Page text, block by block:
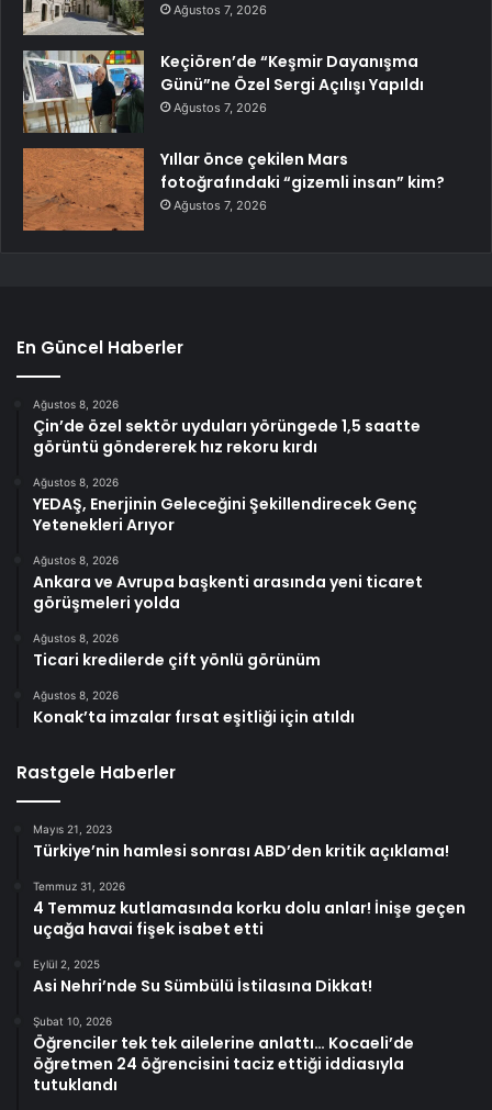
Ağustos 7, 2026
Keçiören’de “Keşmir Dayanışma
Günü”ne Özel Sergi Açılışı Yapıldı
Ağustos 7, 2026
Yıllar önce çekilen Mars
fotoğrafındaki “gizemli insan” kim?
Ağustos 7, 2026
En Güncel Haberler
Ağustos 8, 2026
Çin’de özel sektör uyduları yörüngede 1,5 saatte
görüntü göndererek hız rekoru kırdı
Ağustos 8, 2026
YEDAŞ, Enerjinin Geleceğini Şekillendirecek Genç
Yetenekleri Arıyor
Ağustos 8, 2026
Ankara ve Avrupa başkenti arasında yeni ticaret
görüşmeleri yolda
Ağustos 8, 2026
Ticari kredilerde çift yönlü görünüm
Ağustos 8, 2026
Konak’ta imzalar fırsat eşitliği için atıldı
Rastgele Haberler
Mayıs 21, 2023
Türkiye’nin hamlesi sonrası ABD’den kritik açıklama!
Temmuz 31, 2026
4 Temmuz kutlamasında korku dolu anlar! İnişe geçen
uçağa havai fişek isabet etti
Eylül 2, 2025
Asi Nehri’nde Su Sümbülü İstilasına Dikkat!
Şubat 10, 2026
Öğrenciler tek tek ailelerine anlattı… Kocaeli’de
öğretmen 24 öğrencisini taciz ettiği iddiasıyla
tutuklandı